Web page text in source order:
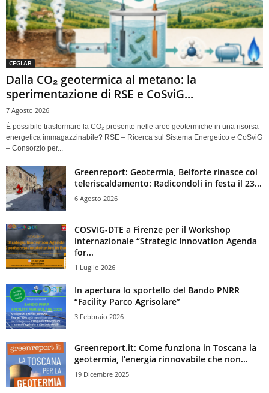
CEGLAB
Dalla CO₂ geotermica al metano: la
sperimentazione di RSE e CoSviG...
7 Agosto 2026
È possibile trasformare la CO₂ presente nelle aree geotermiche in una risorsa
energetica immagazzinabile? RSE – Ricerca sul Sistema Energetico e CoSviG
– Consorzio per...
Greenreport: Geotermia, Belforte rinasce col
teleriscaldamento: Radicondoli in festa il 23...
6 Agosto 2026
COSVIG-DTE a Firenze per il Workshop
internazionale “Strategic Innovation Agenda
for...
1 Luglio 2026
In apertura lo sportello del Bando PNRR
“Facility Parco Agrisolare”
3 Febbraio 2026
Greenreport.it: Come funziona in Toscana la
geotermia, l’energia rinnovabile che non...
19 Dicembre 2025